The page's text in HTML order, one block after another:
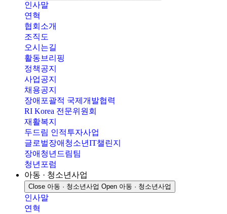
인사말
연혁
협회소개
조직도
오시는길
활동브리핑
정책공지
사업공지
채용공지
장애포괄적 국제개발협력
RI Korea 전문위원회
재활복지
두드림 인적투자사업
글로벌장애청소년IT챌린지
장애청년드림팀
청년포럼
아동 · 청소년사업
Close 아동 · 청소년사업 Open 아동 · 청소년사업
인사말
연혁